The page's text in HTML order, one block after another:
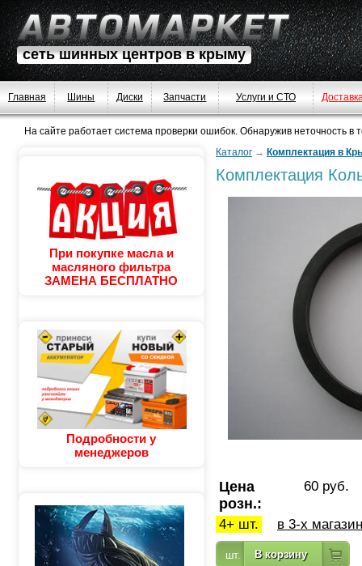
сеть шинных центров в крыму
Главная Шины Диски Запчасти Услуги и СТО
На сайте работает система проверки ошибок. Обнаружив неточность в
При покупке масла и
масляного фильтра
ЗАМЕНА БЕСПЛАТНО
Подробности у
менеджеров
Каталог → Комплектация в
Комплектация
Цена
розн.:
60 руб.
4+ шт. в 3-х